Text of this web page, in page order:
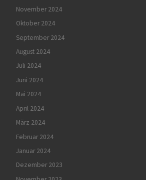
November 2024
Oktober 2024
September 2024
August 2024
Juli 2024
Juni 2024
Mai 2024
April 2024
März 2024
Februar 2024
Januar 2024
Dezember 2023